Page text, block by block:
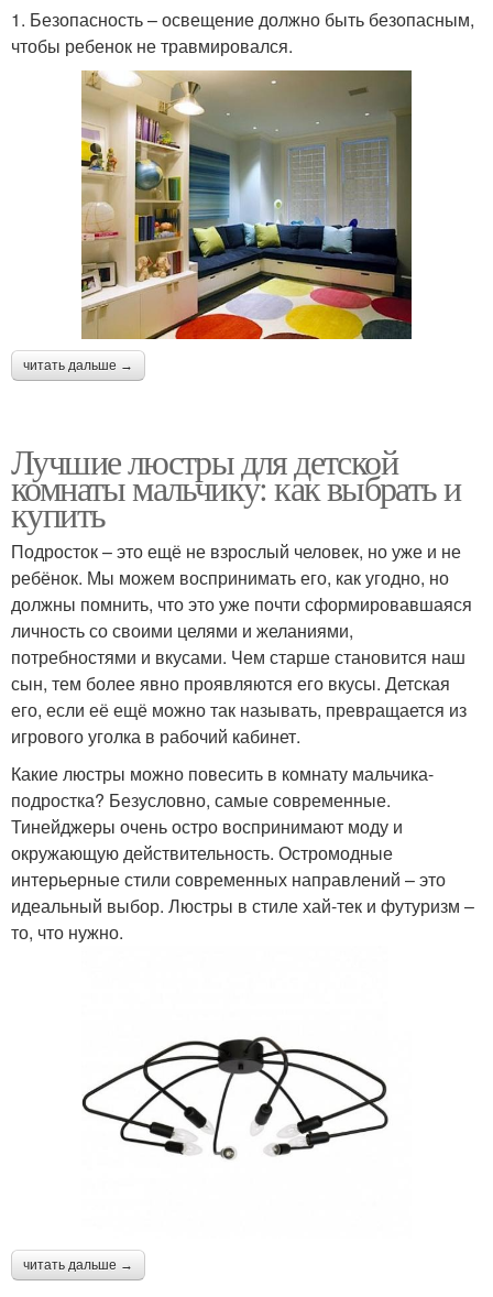
1. Безопасность – освещение должно быть безопасным,
чтобы ребенок не травмировался.
читать дальше →
Лучшие люстры для детской
комнаты мальчику: как выбрать и
купить
Подросток – это ещё не взрослый человек, но уже и не
ребёнок. Мы можем воспринимать его, как угодно, но
должны помнить, что это уже почти сформировавшаяся
личность со своими целями и желаниями,
потребностями и вкусами. Чем старше становится наш
сын, тем более явно проявляются его вкусы. Детская
его, если её ещё можно так называть, превращается из
игрового уголка в рабочий кабинет.
Какие люстры можно повесить в комнату мальчика-
подростка? Безусловно, самые современные.
Тинейджеры очень остро воспринимают моду и
окружающую действительность. Остромодные
интерьерные стили современных направлений – это
идеальный выбор. Люстры в стиле хай-тек и футуризм –
то, что нужно.
читать дальше →